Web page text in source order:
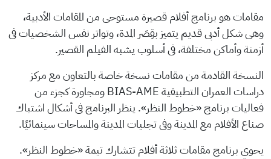
مقامات هو برنامج أفلام قصيرة مستوحى من المقامات الأدبية،
وهى شكل أدبى قديم يتميز بقِصَر المدة، وتواتر نفس الشخصيات فى
أزمنة وأماكن مختلفة، فى أسلوب يشبه الفيلم القصير.
النسخة القادمة من مقامات نسخة خاصة بالتعاون مع مركز
دراسات العمران التطبيقية BIAS-AME ومجاورة كجزء من
فعاليات برنامج «خطوط النظر». ينظر البرنامج فى أشكال اشتباك
صناع الأفلام مع المدينة وفى تجليات المدينة والمساحات سينمائيًا.
يحوي برنامج مقامات ثلاثة أفلام تتشارك تيمة «خطوط النظر».